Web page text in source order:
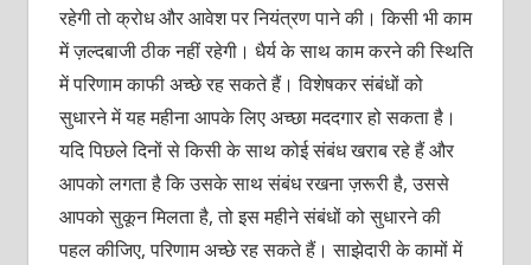
रहेगी तो क्रोध और आवेश पर नियंत्रण पाने की। किसी भी काम
में ज़ल्दबाजी ठीक नहीं रहेगी। धैर्य के साथ काम करने की स्थिति
में परिणाम काफी अच्छे रह सकते हैं। विशेषकर संबंधों को
सुधारने में यह महीना आपके लिए अच्छा मददगार हो सकता है।
यदि पिछले दिनों से किसी के साथ कोई संबंध खराब रहे हैं और
आपको लगता है कि उसके साथ संबंध रखना ज़रूरी है, उससे
आपको सुकून मिलता है, तो इस महीने संबंधों को सुधारने की
पहल कीजिए, परिणाम अच्छे रह सकते हैं। साझेदारी के कामों में